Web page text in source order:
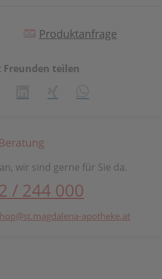
Produktanfrage
teilen
wir sind gerne für Sie da.
/ 244 000
apotheke.at